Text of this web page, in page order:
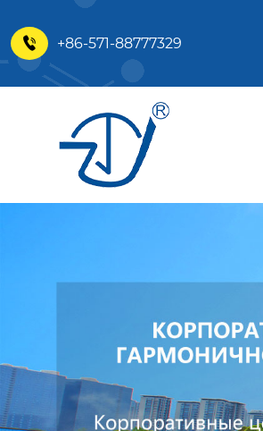
 +86-571-88777329